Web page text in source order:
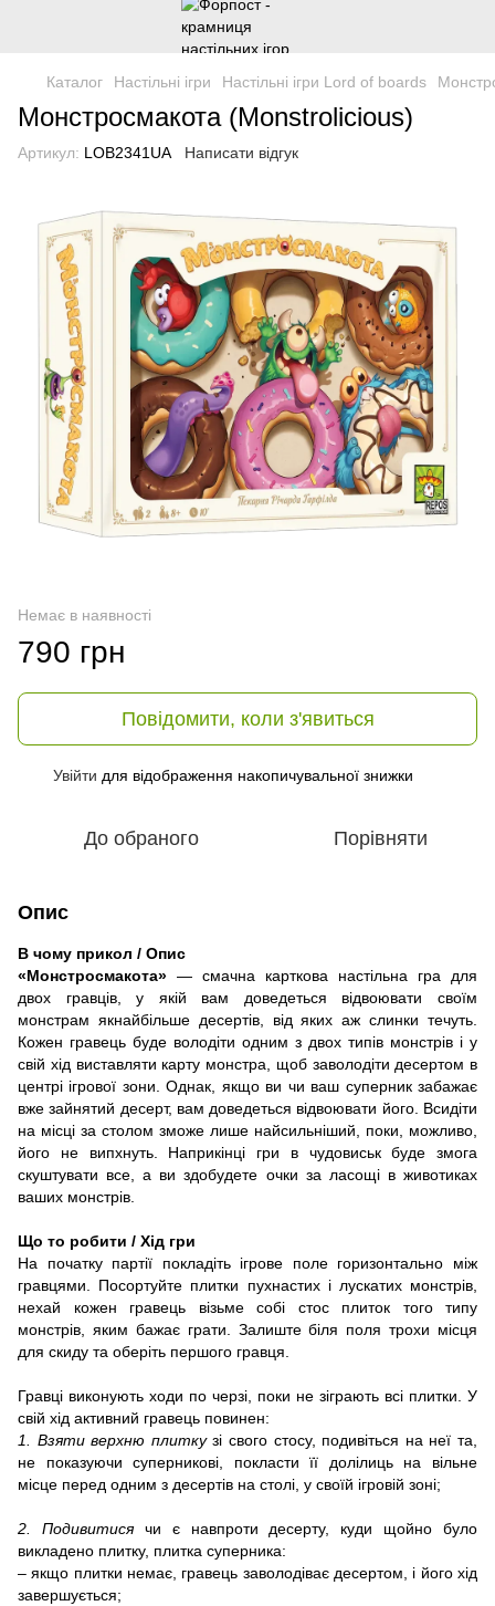
Каталог Настільні ігри Настільні ігри Lord of boards
Монстросмакота (Monstrolicious)
Артикул: LOB2341UA Написати відгук
Немає в наявності
790 грн
Повідомити, коли з'явиться
Увійти для відображення накопичувальної знижки
До обраного Порівняти
Опис
В чому прикол / Опис
«Монстросмакота» — смачна карткова настільна гра для
двох гравців, у якій вам доведеться відвоювати своїм
монстрам якнайбільше десертів, від яких аж слинки течуть.
Кожен гравець буде володіти одним з двох типів монстрів і у
свій хід виставляти карту монстра, щоб заволодіти десертом в
центрі ігрової зони. Однак, якщо ви чи ваш суперник забажає
вже зайнятий десерт, вам доведеться відвоювати його. Всидіти
на місці за столом зможе лише найсильніший, поки, можливо,
його не випхнуть. Наприкінці гри в чудовиськ буде змога
скуштувати все, а ви здобудете очки за ласощі в животиках
ваших монстрів.
Що то робити / Хід гри
На початку партії покладіть ігрове поле горизонтально між
гравцями. Посортуйте плитки пухнастих і лускатих монстрів,
нехай кожен гравець візьме собі стос плиток того типу
монстрів, яким бажає грати. Залиште біля поля трохи місця
для скиду та оберіть першого гравця.
Гравці виконують ходи по черзі, поки не зіграють всі плитки. У
свій хід активний гравець повинен:
1. Взяти верхню плиткузі свого стосу, подивіться на неї та,
не показуючи суперникові, покласти її долілиць на вільне
місце перед одним з десертів на столі, у своїй ігровій зоні;
2. Подивитисячи є навпроти десерту, куди щойно було
викладено плитку, плитка суперника:
– якщо плитки немає, гравець заволодіває десертом, і його хід
завершується;